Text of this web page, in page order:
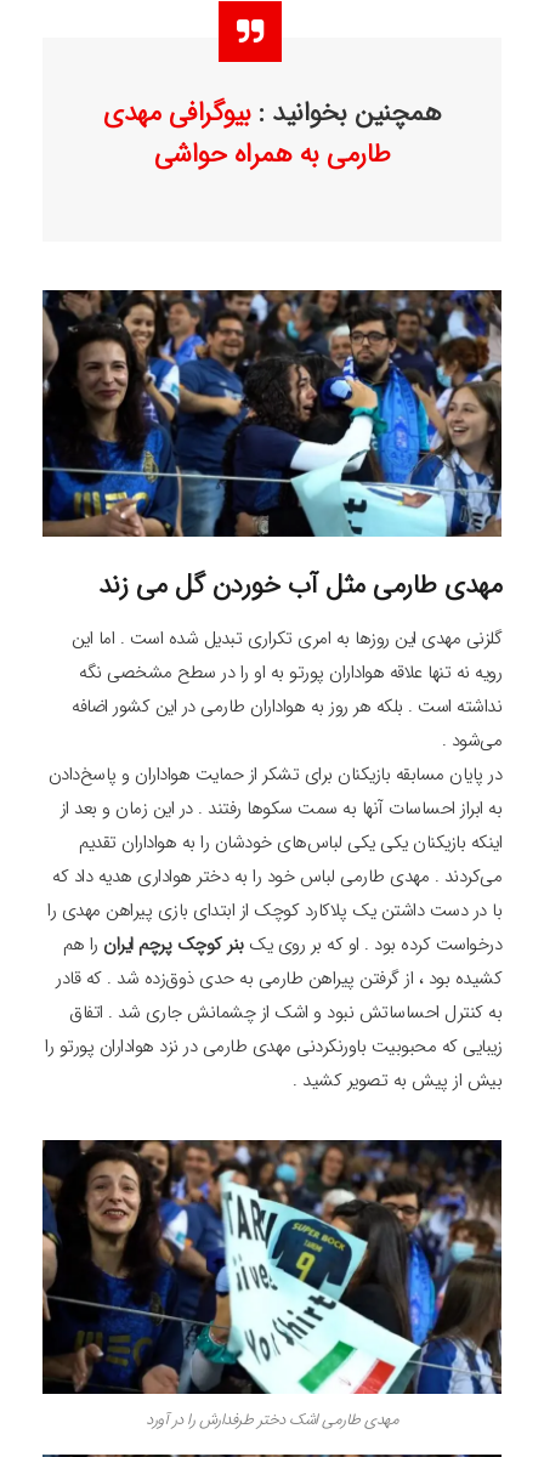
همچنین بخوانید :بیوگرافی مهدی
طارمی به همراه حواشی
مهدی طارمی مثل آب خوردن گل می زند
گلزنی مهدی این روزها به امری تکراری تبدیل شده است . اما این
رویه نه‌ تنها علاقه هواداران پورتو به او را در سطح مشخصی نگه
نداشته است . بلکه هر روز به هواداران طارمی در این کشور اضافه
می‌شود .
در پایان مسابقه بازیکنان برای تشکر از حمایت هواداران و پاسخ‌دادن
به ابراز احساسات آنها به سمت سکوها رفتند . در این زمان و بعد از
اینکه بازیکنان یکی یکی لباس‌های خودشان را به هواداران تقدیم
می‌کردند . مهدی طارمی لباس خود را به دختر هواداری هدیه داد که
با در دست‌ داشتن یک پلاکارد کوچک از ابتدای بازی پیراهن مهدی را
درخواست کرده بود . او که بر روی یکبنر کوچک پرچم ایران را هم
کشیده بود ، از گرفتن پیراهن طارمی به حدی ذوق‌زده شد . که قادر
به کنترل احساساتش نبود و اشک از چشمانش جاری شد . اتفاق
زیبایی که محبوبیت باورنکردنی مهدی طارمی در نزد هواداران پورتو را
بیش از پیش به تصویر کشید .
مهدی طارمی اشک دختر طرفدارش را در آورد